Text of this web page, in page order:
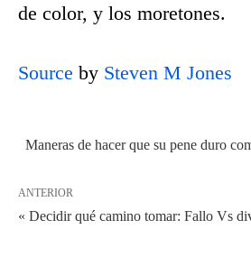
de color, y los moretones.
Source by Steven M Jones
Maneras de hacer que su pene duro
ANTERIOR
« Decidir qué camino tomar: Fallo Vs